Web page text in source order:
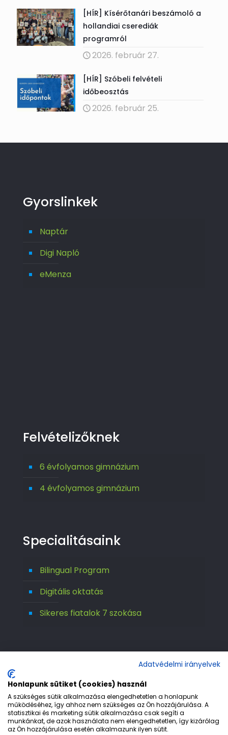
[HÍR] Kísérőtanári beszámoló a
hollandiai cserediák
programról
2026. február 27.
[HÍR] Szóbeli felvételi
időbeosztás
2026. február 25.
Gyorslinkek
Naptár
Digi Napló
eMenza
Felvételizőknek
6 évfolyamos gimnázium
4 évfolyamos gimnázium
Specialitásaink
Bilingual Program
Digitális oktatás
Sikeres fiatalok 7 szokása
© 1992-2026 Európa 2000 Gimnázium. All
Adatvédelmi irányelvek
Honlapunk sütiket (cookies) használ
A szükséges sütik alkalmazása elengedhetetlen a honlapunk
működéséhez, így ahhoz nem szükséges az Ön hozzájárulása. A
statisztikai és marketing sütik alkalmazása csak segíti a
munkánkat, de azok használata nem elengedhetetlen, így kizárólag
az Ön hozzájárulása esetén alkalmazunk ilyen sütit.